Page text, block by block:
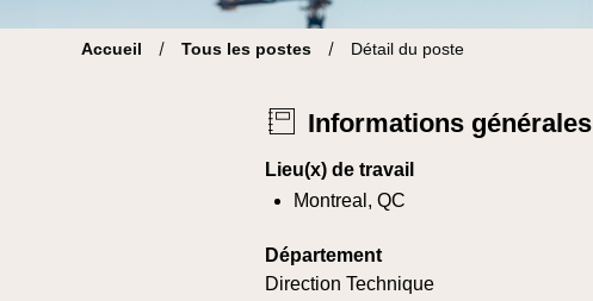
Accueil Tous les postes Détail du poste
Informations générales
Lieu(x) de travail
Montreal, QC
Département
Direction Technique